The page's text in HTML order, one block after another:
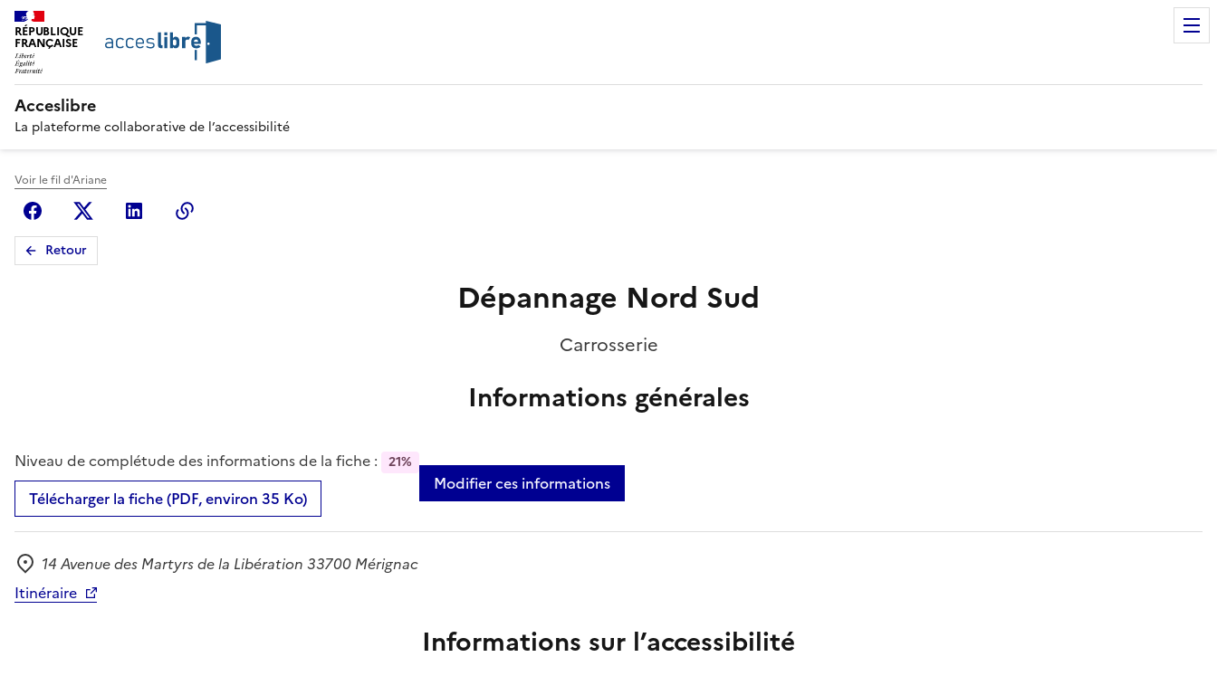
RÉPUBLIQUE
FRANÇAISE
Acceslibre
La plateforme collaborative de l’accessibilité
Voir le fil d'Ariane
FacebookX (anciennement Twitter)
Linkedin
Retour
Dépannage Nord Sud
Carrosserie
Informations générales
Niveau de complétude des informations de la fiche : 21%
Télécharger la fiche (PDF, environ 35 Ko)
Modifier ces informations
Adresse
14 Avenue des Martyrs de la Libération 33700 Mérignac
Itinéraire
Informations sur l’accessibilité